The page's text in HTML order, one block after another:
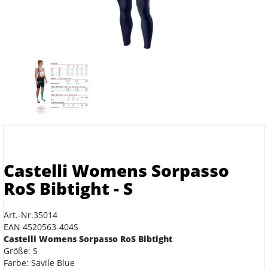
Castelli Womens Sorpasso
RoS Bibtight - S
Art.-Nr.35014
EAN 4520563-404S
Castelli Womens Sorpasso RoS Bibtight
Größe: S
Farbe: Savile Blue